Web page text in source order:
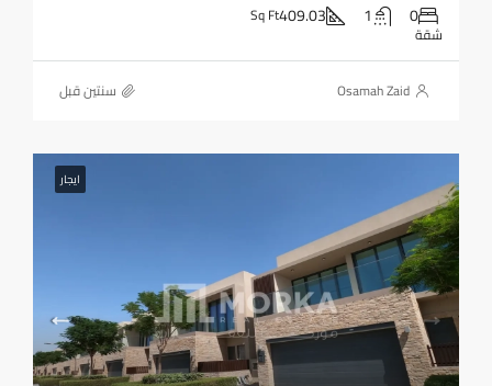
0
1
409.03
Sq Ft
شقة
Osamah Zaid ‏سنتين قبل
ايجار